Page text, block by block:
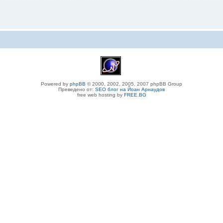
Powered by phpBB © 2000, 2002, 2005, 2007 phpBB Group
Преведено от: SEO блог на Йоан Арнаудов
free web hosting by FREE.BG